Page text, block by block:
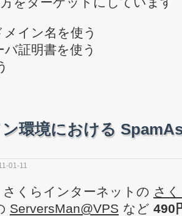
メイン名を使う
証明書を使う
環境における
01-11
くらインターネットの さ
ServersMan@VPS など 490